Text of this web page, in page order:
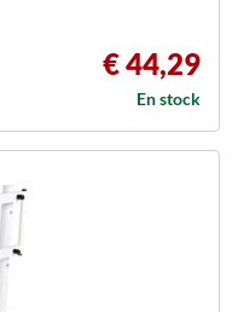
€ 44,29
En stock